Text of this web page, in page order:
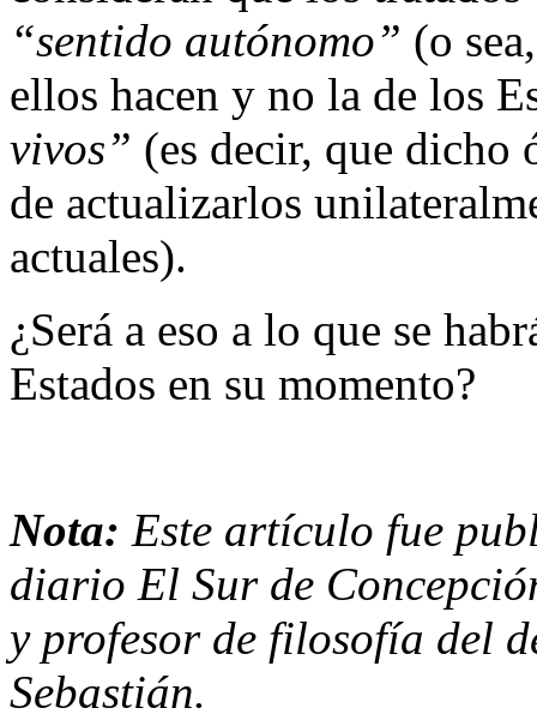
“sentido autónomo” (o
ellos hacen y no la de los
vivos” (es decir, que dicho
de actualizarlos
actuales).
¿Será a eso a lo que se
Estados en su momento?
Nota: Este artículo fue
diario El Sur de
y profesor de filosofía del
Sebastián.